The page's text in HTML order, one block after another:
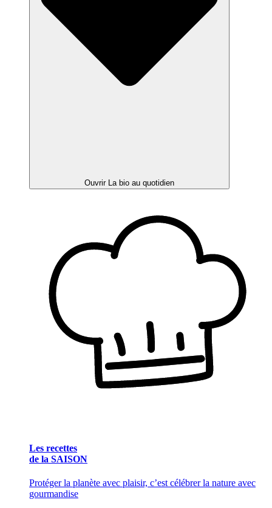
Ouvrir La bio au quotidien
Les recettes
de la SAISON
Protéger la planète avec plaisir, c’est célébrer la nature avec
gourmandise